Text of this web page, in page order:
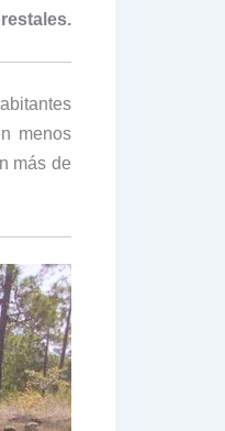
menos
más de